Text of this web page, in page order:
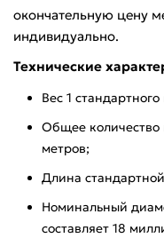
окончательную цену
индивидуально.
Технические
Вес 1 стандартного
Общее количество
метров;
Длина
Номинальный
составляет 18